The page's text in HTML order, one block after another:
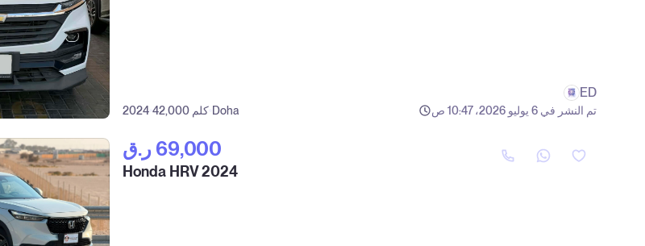
2024 42,000 كلم Doha
ED
تم النشر في 6 يوليو 2026، 10:47 ص
ر.ق‎ 69,000
Honda HRV 2024